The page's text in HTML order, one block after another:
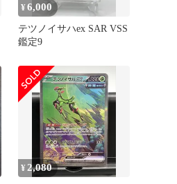
¥6,000
テツノイサハex SAR VSS
鑑定9
¥ 2,080